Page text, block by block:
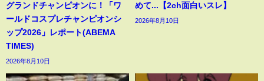
グランドチャンピオンに！「ワ
ールドコスプレチャンピオンシ
ップ2026」レポート(ABEMA
TIMES)
2026年8月10日
めて...【2ch面白いスレ】
2026年8月10日